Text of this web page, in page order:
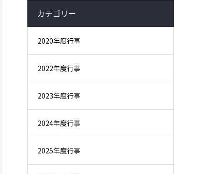
カテゴリー
2020年度行事
2022年度行事
2023年度行事
2024年度行事
2025年度行事